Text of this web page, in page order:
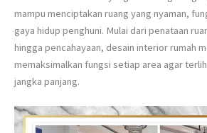
mampu menciptakan ruang yang nyaman,
gaya hidup penghuni. Mulai dari penataan
hingga pencahayaan, desain interior rumah
memaksimalkan fungsi setiap area agar
jangka panjang.